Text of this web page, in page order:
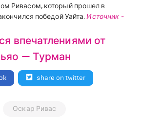
Ривасом, который прошел в
победой Уайта. Источник -
впечатлениями от
— Турман
share on twitter
Оскар Ривас